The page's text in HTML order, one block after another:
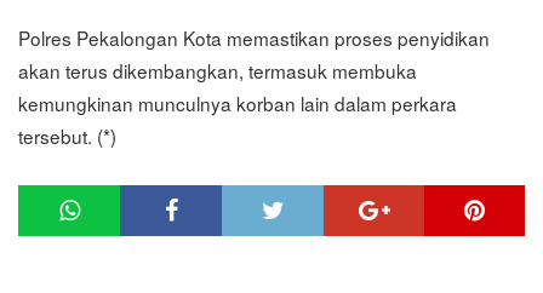
Polres Pekalongan Kota memastikan proses penyidikan
akan terus dikembangkan, termasuk membuka
kemungkinan munculnya korban lain dalam perkara
tersebut. (*)